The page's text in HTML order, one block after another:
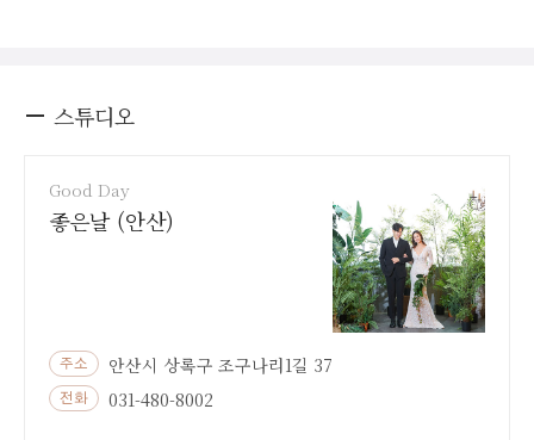
스튜디오
Good Day
좋은날 (안산)
주소 안산시 상록구 조구나리1길 37
전화 031-480-8002